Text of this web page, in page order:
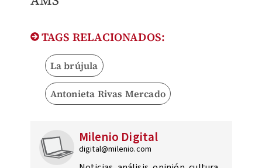
TAGS RELACIONADOS:
La brújula
Antonieta Rivas Mercado
Milenio Digital
digital@milenio.com